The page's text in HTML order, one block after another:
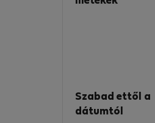
Professionals
apartments for
located in the
comfortable and
accommodation,
comfortable
Szabad ettől a
dátumtól